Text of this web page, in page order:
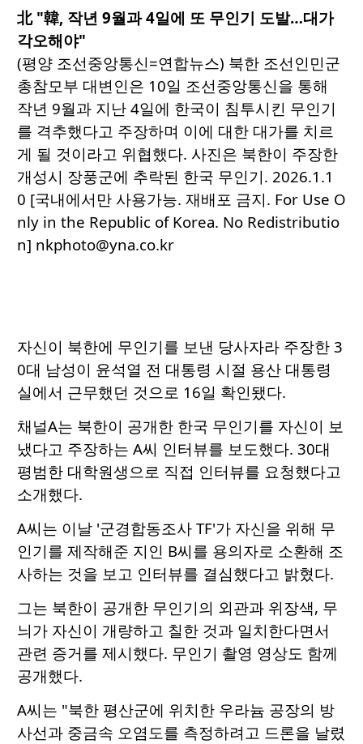
北 "韓, 작년 9월과 4일에 또 무인기 도발…대가
각오해야"
(평양 조선중앙통신=연합뉴스) 북한 조선인민군
총참모부 대변인은 10일 조선중앙통신을 통해
작년 9월과 지난 4일에 한국이 침투시킨 무인기
를 격추했다고 주장하며 이에 대한 대가를 치르
게 될 것이라고 위협했다. 사진은 북한이 주장한
개성시 장풍군에 추락된 한국 무인기. 2026.1.1
0 [국내에서만 사용가능. 재배포 금지. For Use O
nly in the Republic of Korea. No Redistributio
n] nkphoto@yna.co.kr
자신이 북한에 무인기를 보낸 당사자라 주장한 3
0대 남성이 윤석열 전 대통령 시절 용산 대통령
실에서 근무했던 것으로 16일 확인됐다.
채널A는 북한이 공개한 한국 무인기를 자신이 보
냈다고 주장하는 A씨 인터뷰를 보도했다. 30대
평범한 대학원생으로 직접 인터뷰를 요청했다고
소개했다.
A씨는 이날 '군경합동조사 TF'가 자신을 위해 무
인기를 제작해준 지인 B씨를 용의자로 소환해 조
사하는 것을 보고 인터뷰를 결심했다고 밝혔다.
그는 북한이 공개한 무인기의 외관과 위장색, 무
늬가 자신이 개량하고 칠한 것과 일치한다면서
관련 증거를 제시했다. 무인기 촬영 영상도 함께
공개했다.
A씨는 "북한 평산군에 위치한 우라늄 공장의 방
사선과 중금속 오염도를 측정하려고 드론을 날렸